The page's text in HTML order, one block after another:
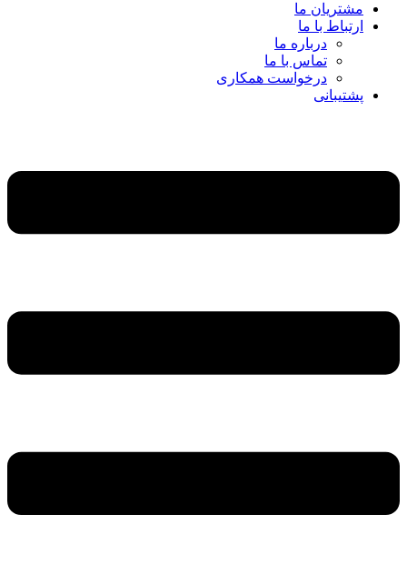
مشتریان ما
ارتباط با ما
درباره ما
تماس با ما
درخواست همکاری
پشتیبانی